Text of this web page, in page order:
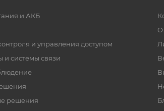
и АКБ
и управления доступом
системы связи
решения